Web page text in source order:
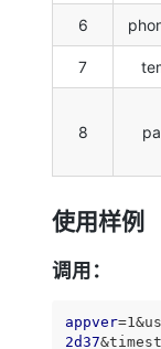
6
7
8
使用样例
调用：
appver
2d37